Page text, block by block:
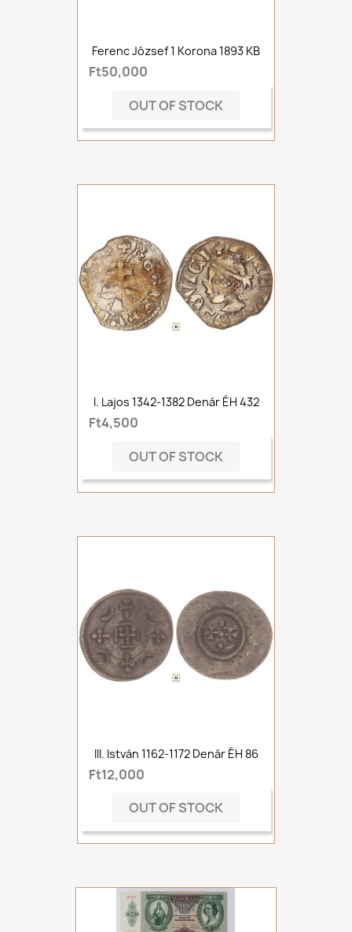
Ferenc József 1 Korona 1893 KB
Ft50,000
OUT OF STOCK
I. Lajos 1342-1382 Denár ÉH 432
Ft4,500
OUT OF STOCK
III. István 1162-1172 Denár ÉH 86
Ft12,000
OUT OF STOCK